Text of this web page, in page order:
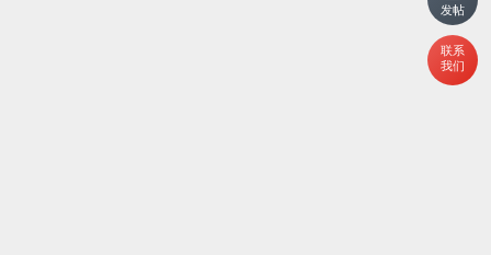
发帖
联系
我们